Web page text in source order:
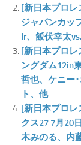
[新日本プロ
ジャパンカッ
Jr、飯伏幸太
[新日本プロレ
ングダム12in
哲也、ケニー
ト、他
[新日本プロレ
クス27 7月20
木みのる、内